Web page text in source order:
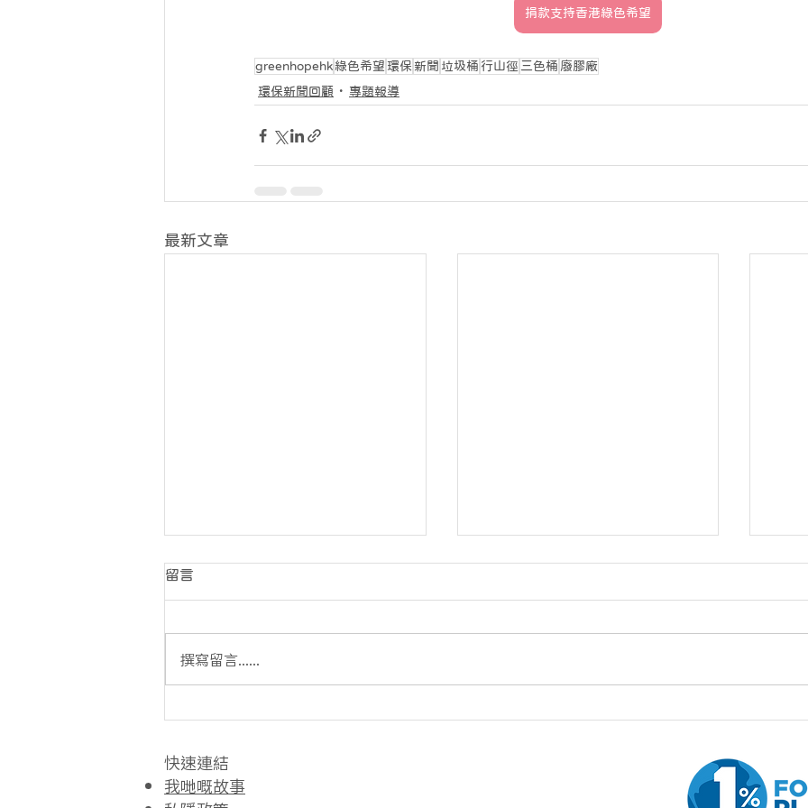
捐款支持香港綠色希望
greenhopehk綠色希望 環保 新聞 垃圾桶 行山徑 三色桶 廢膠廠
環保新聞回顧
專題報導
最新文章
留言
撰寫留言......
快速連結​
我哋嘅故事